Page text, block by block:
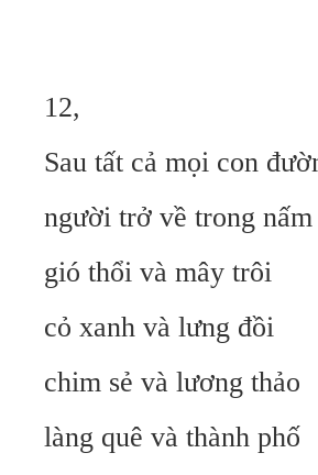
12,
Sau tất cả mọi con
người trở về trong nấm
gió thổi và mây trôi
cỏ xanh và lưng đồi
chim sẻ và lương thảo
làng quê và thành phố